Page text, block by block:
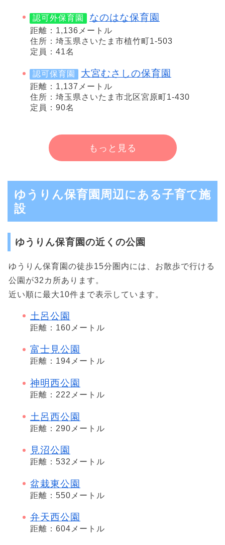
認可外保育園 なのはな保育園
距離：1,136メートル
住所：埼玉県さいたま市植竹町1-503
定員：41名
認可保育園 大宮むさしの保育園
距離：1,137メートル
住所：埼玉県さいたま市北区宮原町1-430
定員：90名
もっと見る
ゆうりん保育園周辺にある子育て施
設
ゆうりん保育園の近くの公園
ゆうりん保育園の徒歩15分圏内には、お散歩で行ける
公園が32カ所あります。
近い順に最大10件まで表示しています。
土呂公園
距離：160メートル
富士見公園
距離：194メートル
神明西公園
距離：222メートル
土呂西公園
距離：290メートル
見沼公園
距離：532メートル
盆栽東公園
距離：550メートル
弁天西公園
距離：604メートル